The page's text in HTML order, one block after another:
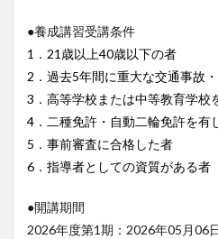
●養成講習受講条件
1．21歳以上40歳以下の者
2．過去5年間に重大な交通事故
3．高等学校または中等教育学校
4．二種免許・自動二輪免許を有
5．事前審査に合格した者
6．指導者としての資質がある者
●開講期間
2026年度第1期：2026年05月06